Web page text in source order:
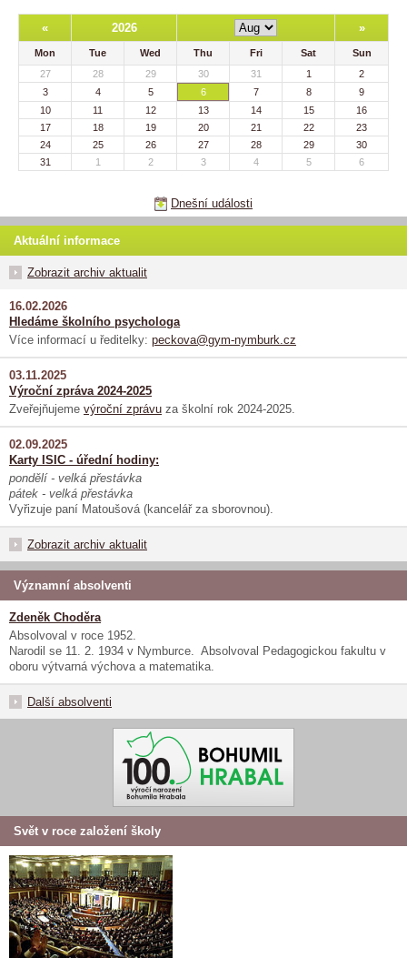
« 2026 »
Mon Tue Wed Thu Fri Sat
Sun
27
28 29 30 31 1
2
3
4 5 6 7 8
9
10
11 12 13 14 15
16
17
18 19 20 21 22
23
24
25 26 27 28 29
30
31
1 2 3 4 5 6
Dnešní události
Aktuální informace
Zobrazit archiv aktualit
16.02.2026
Hledáme školního psychologa
Více informací u ředitelky: peckova@gym-nymburk.cz
03.11.2025
Výroční zpráva 2024-2025
Zveřejňujeme výroční zprávu za školní rok 2024-2025.
02.09.2025
Karty ISIC - úřední hodiny:
pondělí - velká přestávka
pátek - velká přestávka
Vyřizuje paní Matoušová (kancelář za sborovnou).
Zobrazit archiv aktualit
Významní absolventi
Zdeněk Choděra
Absolvoval v roce 1952.
Narodil se 11. 2. 1934 v Nymburce. Absolvoval Pedagogickou fakultu v
oboru výtvarná výchova a matematika.
Další absolventi
Svět v roce založení školy